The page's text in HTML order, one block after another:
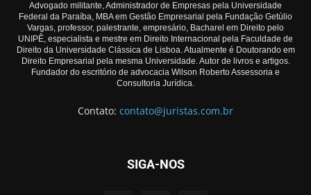
Advogado militante, Administrador de Empresas pela Universidade
Federal da Paraíba, MBA em Gestão Empresarial pela Fundação Getúlio
Vargas, professor, palestrante, empresário, Bacharel em Direito pelo
UNIPÊ, especialista e mestre em Direito Internacional pela Faculdade de
Direito da Universidade Clássica de Lisboa. Atualmente é Doutorando em
Direito Empresarial pela mesma Universidade. Autor de livros e artigos.
Fundador do escritório de advocacia Wilson Roberto Assessoria e
Consultoria Jurídica.
Contato: contato@juristas.com.br
SIGA-NOS